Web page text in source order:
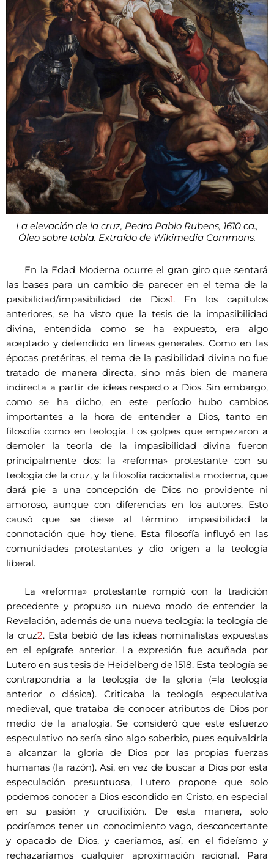
La elevación de la cruz, Pedro Pablo Rubens, 1610 ca.,
Óleo sobre tabla. Extraído de Wikimedia Commons.
En la Edad Moderna ocurre el gran giro que sentará
las bases para un cambio de parecer en el tema de la
pasibilidad/impasibilidad de Dios1. En los capítulos
anteriores, se ha visto que la tesis de la impasibilidad
divina, entendida como se ha expuesto, era algo
aceptado y defendido en líneas generales. Como en las
épocas pretéritas, el tema de la pasibilidad divina no fue
tratado de manera directa, sino más bien de manera
indirecta a partir de ideas respecto a Dios. Sin embargo,
como se ha dicho, en este período hubo cambios
importantes a la hora de entender a Dios, tanto en
filosofía como en teología. Los golpes que empezaron a
demoler la teoría de la impasibilidad divina fueron
principalmente dos: la «reforma» protestante con su
teología de la cruz, y la filosofía racionalista moderna, que
dará pie a una concepción de Dios no providente ni
amoroso, aunque con diferencias en los autores. Esto
causó que se diese al término impasibilidad la
connotación que hoy tiene. Esta filosofía influyó en las
comunidades protestantes y dio origen a la teología
liberal.
La «reforma» protestante rompió con la tradición
precedente y propuso un nuevo modo de entender la
Revelación, además de una nueva teología: la teología de
la cruz2. Esta bebió de las ideas nominalistas expuestas
en el epígrafe anterior. La expresión fue acuñada por
Lutero en sus tesis de Heidelberg de 1518. Esta teología se
contrapondría a la teología de la gloria (=la teología
anterior o clásica). Criticaba la teología especulativa
medieval, que trataba de conocer atributos de Dios por
medio de la analogía. Se consideró que este esfuerzo
especulativo no sería sino algo soberbio, pues equivaldría
a alcanzar la gloria de Dios por las propias fuerzas
humanas (la razón). Así, en vez de buscar a Dios por esta
especulación presuntuosa, Lutero propone que solo
podemos conocer a Dios escondido en Cristo, en especial
en su pasión y crucifixión. De esta manera, solo
podríamos tener un conocimiento vago, desconcertante
y opacado de Dios, y caeríamos, así, en el fideísmo y
rechazaríamos cualquier aproximación racional. Para